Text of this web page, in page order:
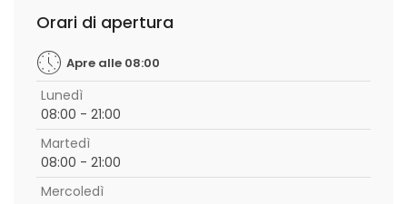
Orari di apertura
Apre alle 08:00
Lunedì
08:00 - 21:00
Martedì
08:00 - 21:00
Mercoledì